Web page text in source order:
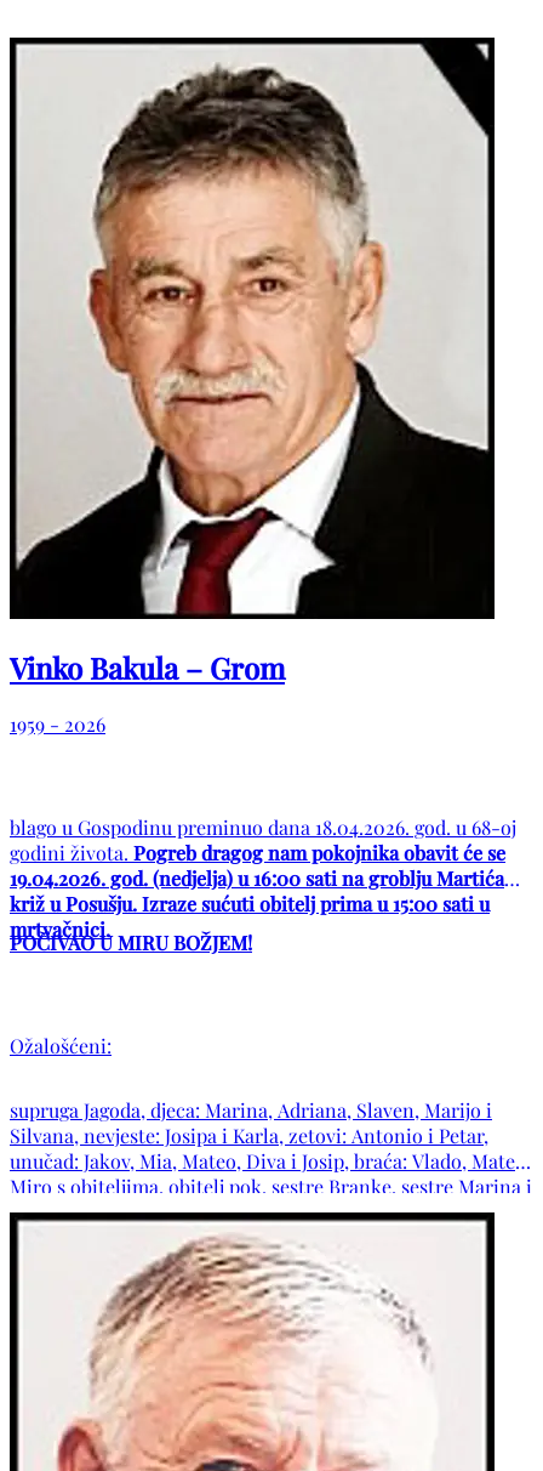
Vinko Bakula – Grom
1959 - 2026
blago u Gospodinu preminuo dana 18.04.2026. god. u 68-oj
godini života. Pogreb dragog nam pokojnika obavit će se
19.04.2026. god. (nedjelja) u 16:00 sati na groblju Martića
križ u Posušju. Izraze sućuti obitelj prima u 15:00 sati u
mrtvačnici.
POČIVAO U MIRU BOŽJEM!
Ožalošćeni:
supruga Jagoda, djeca: Marina, Adriana, Slaven, Marijo i
Silvana, nevjeste: Josipa i Karla, zetovi: Antonio i Petar,
unučad: Jakov, Mia, Mateo, Diva i Josip, braća: Vlado, Mate i
Miro s obiteljima, obitelj pok. sestre Branke, sestre Marina i
Zdenka s obiteljima, šure Veselko i Mile s obitelji, obitelji:
Kovač, Ćesić, Polić, Čutura te ostala mnogobrojna rodbina i